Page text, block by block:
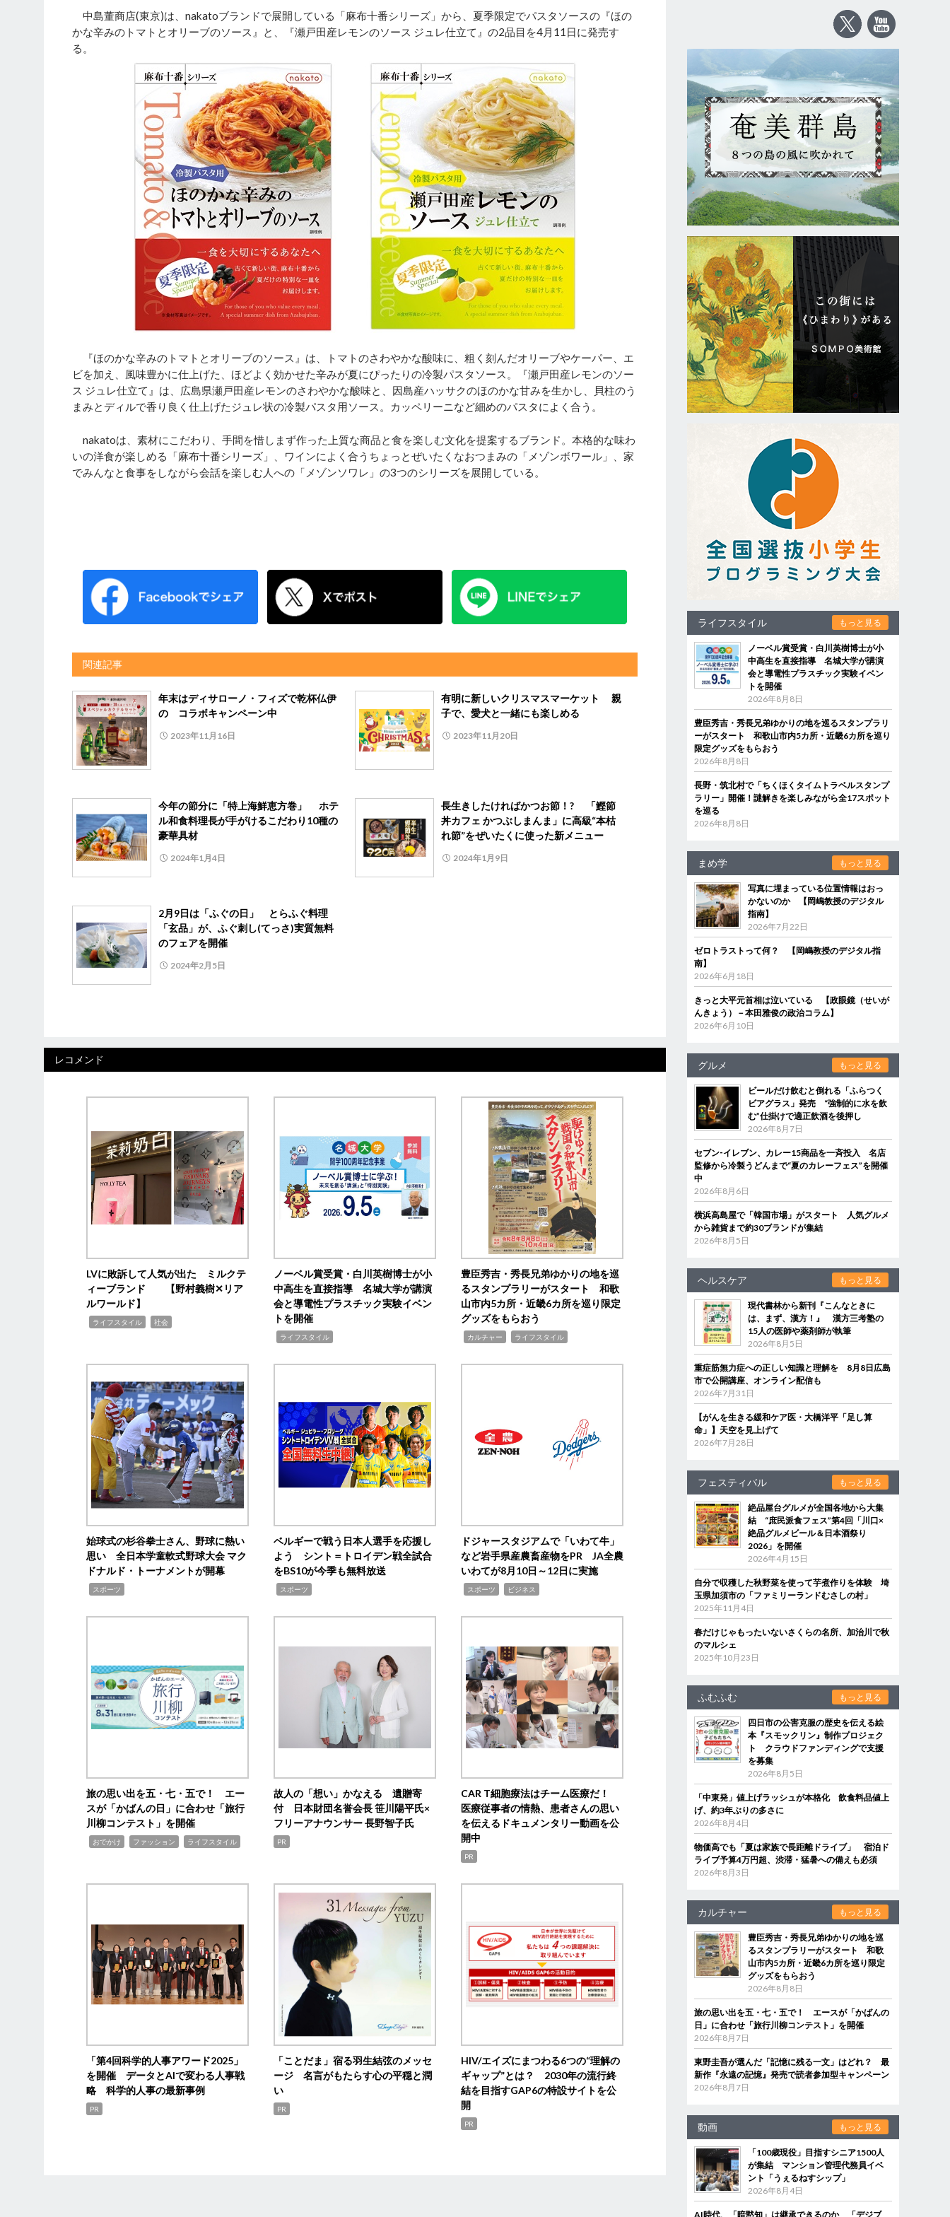
中島董商店(東京)は、nakatoブランドで展開している「麻布十番シリーズ」から、夏季限定でパスタソースの『ほの
かな辛みのトマトとオリーブのソース』と、『瀬戸田産レモンのソース ジュレ仕立て』の2品目を4月11日に発売す
る。
『ほのかな辛みのトマトとオリーブのソース』は、トマトのさわやかな酸味に、粗く刻んだオリーブやケーパー、エ
ビを加え、風味豊かに仕上げた、ほどよく効かせた辛みが夏にぴったりの冷製パスタソース。『瀬戸田産レモンのソー
ス ジュレ仕立て』は、広島県瀬戸田産レモンのさわやかな酸味と、因島産ハッサクのほのかな甘みを生かし、貝柱のう
まみとディルで香り良く仕上げたジュレ状の冷製パスタ用ソース。カッペリーニなど細めのパスタによく合う。
nakatoは、素材にこだわり、手間を惜しまず作った上質な商品と食を楽しむ文化を提案するブランド。本格的な味わ
いの洋食が楽しめる「麻布十番シリーズ」、ワインによく合うちょっとぜいたくなおつまみの「メゾンボワール」、家
でみんなと食事をしながら会話を楽しむ人への「メゾンソワレ」の3つのシリーズを展開している。
関連記事
年末はディサローノ・フィズで乾杯仏伊
の コラボキャンペーン中
2023年11月16日
有明に新しいクリスマスマーケット 親
子で、愛犬と一緒にも楽しめる
2023年11月20日
今年の節分に「特上海鮮恵方巻」 ホテ
ル和食料理長が手がけるこだわり10種の
豪華具材
2024年1月4日
長生きしたければかつお節！? 「鰹節
丼カフェ かつぶしまんま」に高級“本枯
れ節”をぜいたくに使った新メニュー
2024年1月9日
2月9日は「ふぐの日」 とらふぐ料理
「玄品」が、ふぐ刺し(てっさ)実質無料
のフェアを開催
2024年2月5日
レコメンド
LVに敗訴して人気が出た ミルクテ
ィーブランド 【野村義樹✕リア
ルワールド】
ライフスタイル 社会
ノーベル賞受賞・白川英樹博士が小
中高生を直接指導 名城大学が講演
会と導電性プラスチック実験イベン
トを開催
ライフスタイル
豊臣秀吉・秀長兄弟ゆかりの地を巡
るスタンプラリーがスタート 和歌
山市内5カ所・近畿6カ所を巡り限定
グッズをもらおう
カルチャー ライフスタイル
始球式の杉谷拳士さん、野球に熱い
思い 全日本学童軟式野球大会 マク
ドナルド・トーナメントが開幕
スポーツ
ベルギーで戦う日本人選手を応援し
よう シント＝トロイデン戦全試合
をBS10が今季も無料放送
スポーツ
ドジャースタジアムで「いわて牛」
など岩手県産農畜産物をPR JA全農
いわてが8月10日～12日に実施
スポーツ ビジネス
旅の思い出を五・七・五で！ エー
スが「かばんの日」に合わせ「旅行
川柳コンテスト」を開催
おでかけ ファッション ライフスタイル
故人の「想い」かなえる 遺贈寄
付 日本財団名誉会長 笹川陽平氏×
フリーアナウンサー 長野智子氏
PR
CAR T細胞療法はチーム医療だ！
医療従事者の情熱、患者さんの思い
を伝えるドキュメンタリー動画を公
開中
PR
「第4回科学的人事アワード2025」
を開催 データとAIで変わる人事戦
略 科学的人事の最新事例
PR
「ことだま」宿る羽生結弦のメッセ
ージ 名言がもたらす心の平穏と潤
い
PR
HIV/エイズにまつわる6つの“理解の
ギャップ”とは？ 2030年の流行終
結を目指すGAP6の特設サイトを公
開
PR
ライフスタイル もっと見る
ノーベル賞受賞・白川英樹博士が小
中高生を直接指導 名城大学が講演
会と導電性プラスチック実験イベン
トを開催
2026年8月8日
豊臣秀吉・秀長兄弟ゆかりの地を巡るスタンプラリ
ーがスタート 和歌山市内5カ所・近畿6カ所を巡り
限定グッズをもらおう
2026年8月8日
長野・筑北村で「ちくほくタイムトラベルスタンプ
ラリー」開催！謎解きを楽しみながら全17スポット
を巡る
2026年8月8日
まめ学 もっと見る
写真に埋まっている位置情報はおっ
かないのか 【岡嶋教授のデジタル
指南】
2026年7月22日
ゼロトラストって何？ 【岡嶋教授のデジタル指
南】
2026年6月18日
きっと大平元首相は泣いている 【政眼鏡（せいが
んきょう）－本田雅俊の政治コラム】
2026年6月10日
グルメ もっと見る
ビールだけ飲むと倒れる「ふらつく
ビアグラス」発売 “強制的に水を飲
む”仕掛けで適正飲酒を後押し
2026年8月7日
セブン‐イレブン、カレー15商品を一斉投入 名店
監修から冷製うどんまで“夏のカレーフェス”を開催
中
2026年8月6日
横浜高島屋で「韓国市場」がスタート 人気グルメ
から雑貨まで約30ブランドが集結
2026年8月5日
ヘルスケア もっと見る
現代書林から新刊『こんなときに
は、まず、漢方！』 漢方三考塾の
15人の医師や薬剤師が執筆
2026年8月5日
重症筋無力症への正しい知識と理解を 8月8日広島
市で公開講座、オンライン配信も
2026年7月31日
【がんを生きる緩和ケア医・大橋洋平「足し算
命」】天空を見上げて
2026年7月28日
フェスティバル もっと見る
絶品屋台グルメが全国各地から大集
結 “庶民派食フェス”第4回「川口×
絶品グルメビール＆日本酒祭り
2026」を開催
2026年4月15日
自分で収穫した秋野菜を使って芋煮作りを体験 埼
玉県加須市の「ファミリーランドむさしの村」
2025年11月4日
春だけじゃもったいないさくらの名所、加治川で秋
のマルシェ
2025年10月23日
ふむふむ もっと見る
四日市の公害克服の歴史を伝える絵
本『スモックリン』制作プロジェク
ト クラウドファンディングで支援
を募集
2026年8月5日
「中東発」値上げラッシュが本格化 飲食料品値上
げ、約3年ぶりの多さに
2026年8月4日
物価高でも「夏は家族で長距離ドライブ」 宿泊ド
ライブ予算4万円超、渋滞・猛暑への備えも必須
2026年8月3日
カルチャー もっと見る
豊臣秀吉・秀長兄弟ゆかりの地を巡
るスタンプラリーがスタート 和歌
山市内5カ所・近畿6カ所を巡り限定
グッズをもらおう
2026年8月8日
旅の思い出を五・七・五で！ エースが「かばんの
日」に合わせ「旅行川柳コンテスト」を開催
2026年8月7日
東野圭吾が選んだ「記憶に残る一文」はどれ？ 最
新作『永遠の記憶』発売で読者参加型キャンペーン
2026年8月7日
動画 もっと見る
「100歳現役」目指すシニア1500人
が集結 マンション管理代務員イベ
ント「うぇるねすシップ」
2026年8月4日
AI時代、「暗黙知」は継承できるのか 「デジブ